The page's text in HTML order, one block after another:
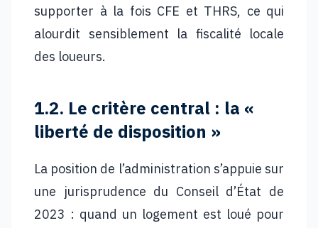
supporter à la fois CFE et THRS, ce qui
alourdit sensiblement la fiscalité locale
des loueurs.
1.2. Le critère central : la «
liberté de disposition »
La position de l’administration s’appuie sur
une jurisprudence du Conseil d’État de
2023 : quand un logement est loué pour